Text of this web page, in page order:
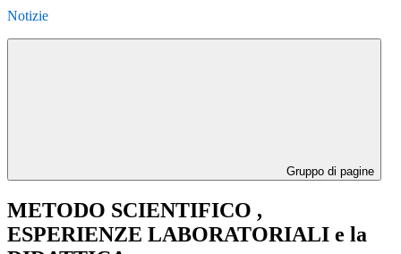
Notizie
Gruppo di pagine
METODO SCIENTIFICO ,
ESPERIENZE LABORATORIALI e la